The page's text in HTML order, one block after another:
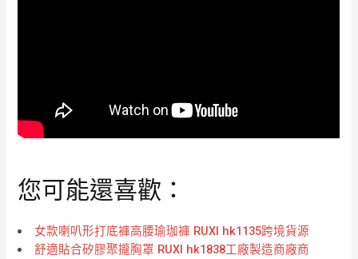
您可能還喜歡：
女款喇叭形打底褲高腰瑜珈褲 RUXI hk1135跨境貨源
舒適貼合矽膠聚攏胸罩 RUXI hk1838工廠製造商廠商